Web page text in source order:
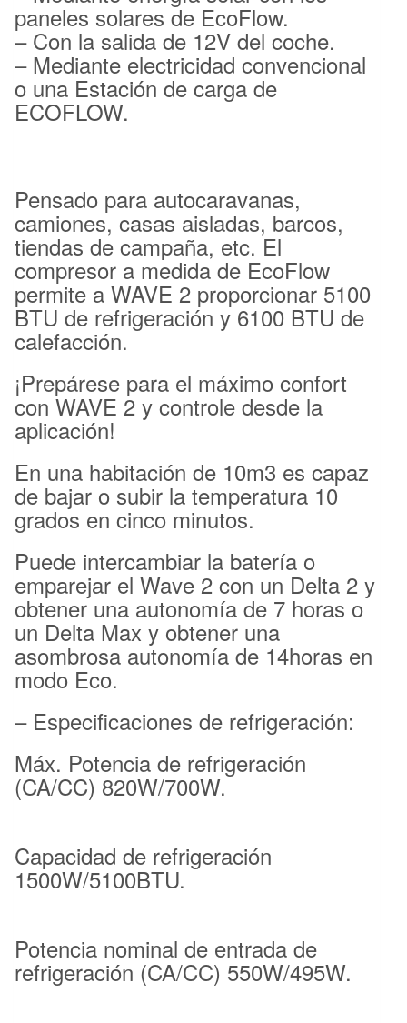
paneles solares de EcoFlow.
– Con la salida de 12V del coche.
– Mediante electricidad convencional
o una Estación de carga de
ECOFLOW.
Pensado para autocaravanas,
camiones, casas aisladas, barcos,
tiendas de campaña, etc. El
compresor a medida de EcoFlow
permite a WAVE 2 proporcionar 5100
BTU de refrigeración y 6100 BTU de
calefacción.
¡Prepárese para el máximo confort
con WAVE 2 y controle desde la
aplicación!
En una habitación de 10m3 es capaz
de bajar o subir la temperatura 10
grados en cinco minutos.
Puede intercambiar la batería o
emparejar el Wave 2 con un Delta 2 y
obtener una autonomía de 7 horas o
un Delta Max y obtener una
asombrosa autonomía de 14horas en
modo Eco.
– Especificaciones de refrigeración:
Máx. Potencia de refrigeración
(CA/CC) 820W/700W.
Capacidad de refrigeración
1500W/5100BTU.
Potencia nominal de entrada de
refrigeración (CA/CC) 550W/495W.